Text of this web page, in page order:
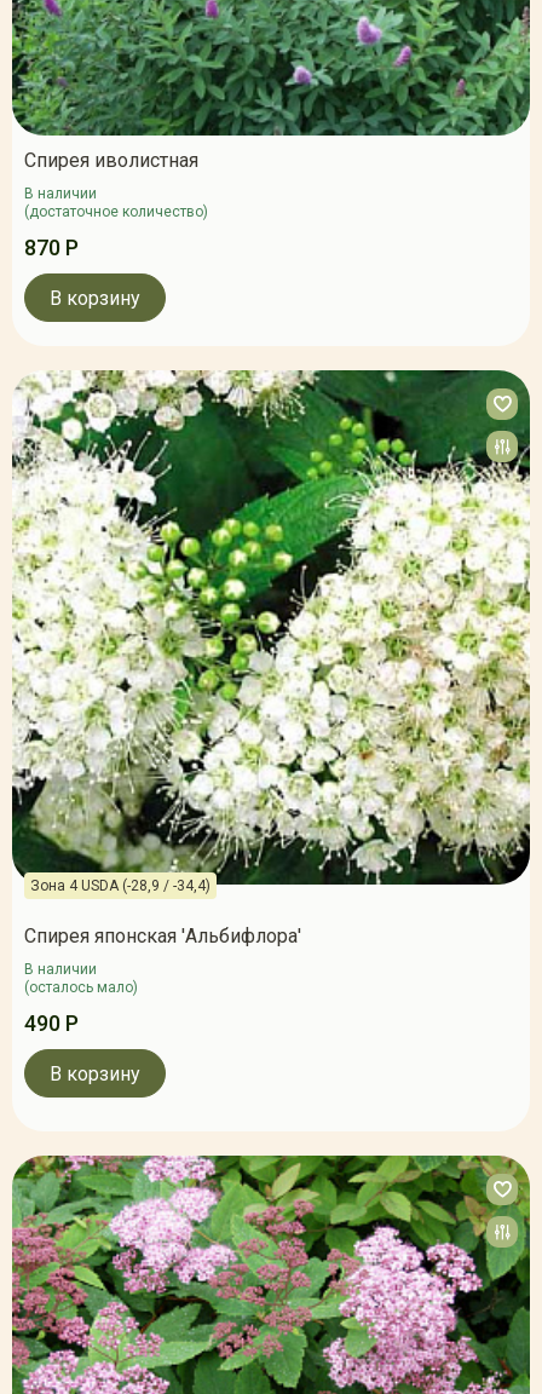
Спирея иволистная
В наличии
(достаточное количество)
870 Р
В корзину
Зона 4 USDA (-28,9 / -34,4)
Спирея японская 'Альбифлора'
В наличии
(осталось мало)
490 Р
В корзину